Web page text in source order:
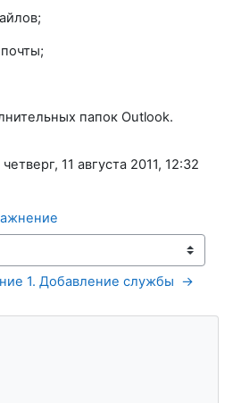
папок Outlook.
11 августа 2011, 12:32
1. Добавление службы  →